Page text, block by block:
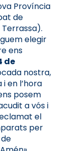
Província
de
Terrassa).
elegir
ens
de
nostra,
en l’hora
posem
a vós i
el
per